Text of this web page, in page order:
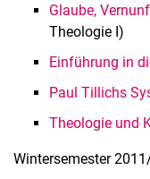
Glaube,
Theologie I)
Einführung in
Paul Tillichs
Theologie und
Win­ter­se­mes­ter